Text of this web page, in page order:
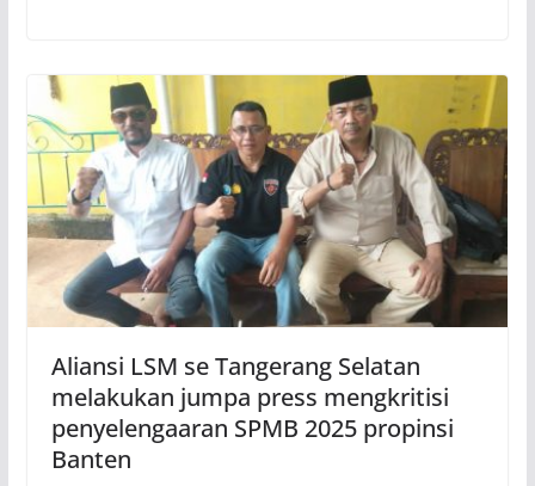
Aliansi LSM se Tangerang Selatan
melakukan jumpa press mengkritisi
penyelengaaran SPMB 2025 propinsi
Banten